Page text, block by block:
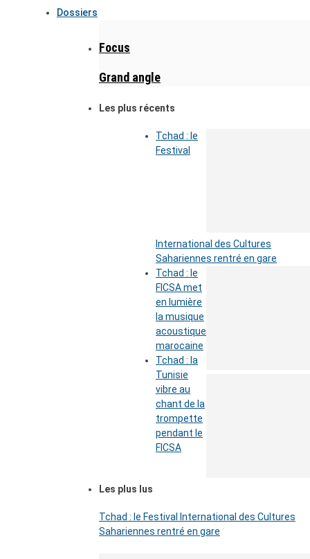
Dossiers
Focus
Grand angle
Les plus récents
Tchad : le
Festival
International des Cultures
Sahariennes rentré en gare
Tchad : le
FICSA met
en lumière
la musique
acoustique
marocaine
Tchad : la
Tunisie
vibre au
chant de la
trompette
pendant le
FICSA
Les plus lus
Tchad : le Festival International des Cultures
Sahariennes rentré en gare